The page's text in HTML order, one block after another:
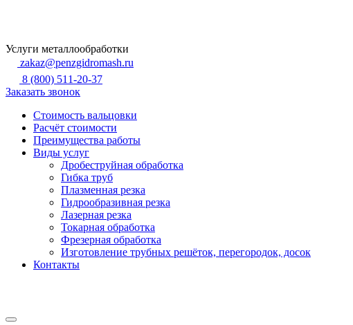
Услуги металлообработки
zakaz@penzgidromash.ru
8 (800) 511-20-37
Заказать звонок
Стоимость вальцовки
Расчёт стоимости
Преимущества работы
Виды услуг
Дробеструйная обработка
Гибка труб
Плазменная резка
Гидрообразивная резка
Лазерная резка
Токарная обработка
Фрезерная обработка
Изготовление трубных решёток, перегородок, досок
Контакты